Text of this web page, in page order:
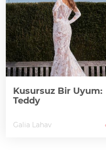
Kusursuz Bir Uyum:
Teddy
Galia Lahav